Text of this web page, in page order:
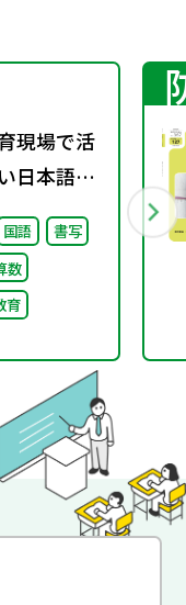
現場で活
日本語」
日本語」
国語
書写
数
育